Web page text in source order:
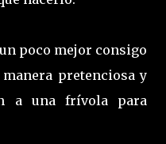
poco mejor consigo
pretenciosa y
a una frívola para